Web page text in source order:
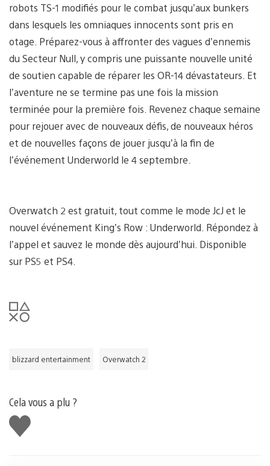
robots TS-1 modifiés pour le combat jusqu’aux bunkers
dans lesquels les omniaques innocents sont pris en
otage. Préparez-vous à affronter des vagues d’ennemis
du Secteur Null, y compris une puissante nouvelle unité
de soutien capable de réparer les OR-14 dévastateurs. Et
l’aventure ne se termine pas une fois la mission
terminée pour la première fois. Revenez chaque semaine
pour rejouer avec de nouveaux défis, de nouveaux héros
et de nouvelles façons de jouer jusqu’à la fin de
l’événement Underworld le 4 septembre.
Overwatch 2 est gratuit, tout comme le mode JcJ et le
nouvel événement King’s Row : Underworld. Répondez à
l’appel et sauvez le monde dès aujourd’hui. Disponible
sur PS5 et PS4.
blizzard entertainment Overwatch 2
Cela vous a plu ?
J'aime